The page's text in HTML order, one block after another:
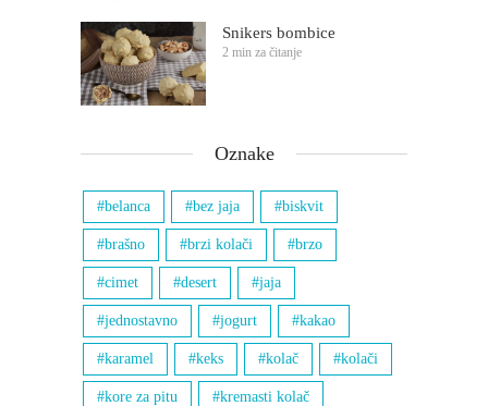
Snikers bombice
2 min za čitanje
Oznake
belanca bez jaja biskvit
brašno brzi kolači brzo
cimet desert jaja
jednostavno jogurt kakao
karamel keks kolač kolači
kore za pitu kremasti kolač